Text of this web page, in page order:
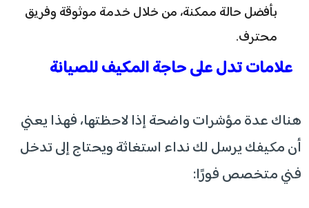
بأفضل حالة ممكنة، من خلال خدمة موثوقة وفريق
محترف.
علامات تدل على حاجة المكيف للصيانة
هناك عدة مؤشرات واضحة إذا لاحظتها، فهذا يعني
أن مكيفك يرسل لك نداء استغاثة ويحتاج إلى تدخل
فني متخصص فورًا: